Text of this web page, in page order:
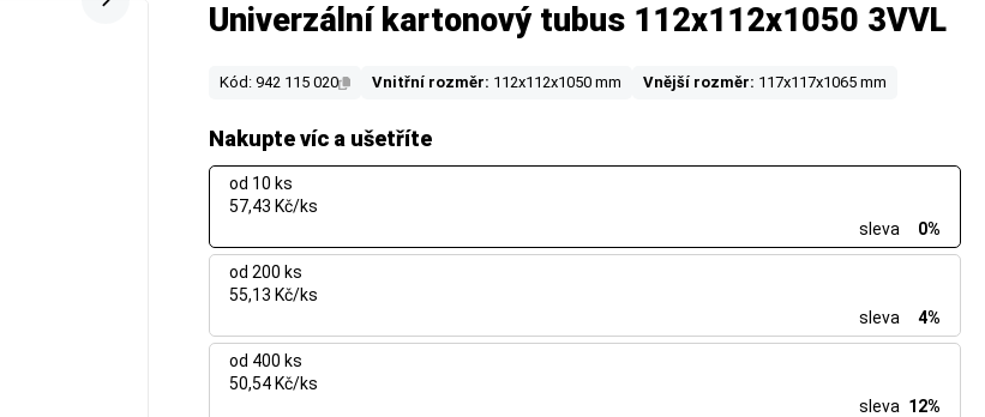
Univerzální kartonový tubus 112x112x1050 3VVL
Kód: 942 115 020 Vnitřní rozměr: 112x112x1050 mm Vnější rozměr: 117x117x1065 mm
Nakupte víc a ušetříte
od 10 ks
57,43 Kč/ks
sleva
0%
od 200 ks
55,13 Kč/ks
sleva
4%
od 400 ks
50,54 Kč/ks
sleva 12%